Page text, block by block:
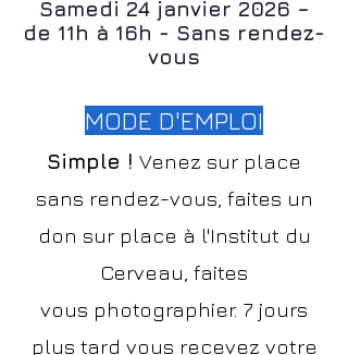
Samedi 24 janvier 2026 –
de 11h à 16h - Sans rendez-
vous
MODE D'EMPLOI
Simple ! Venez sur place
sans rendez-vous, faites un
don sur place à l'Institut du
Cerveau, faites
vous photographier. 7 jours
plus tard vous recevez votre